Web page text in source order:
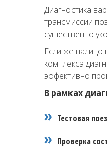
Диагностика
трансмиссии
существенно
Если же налицо
комплекса
эффективно
В рамках
Тестовая
Проверка